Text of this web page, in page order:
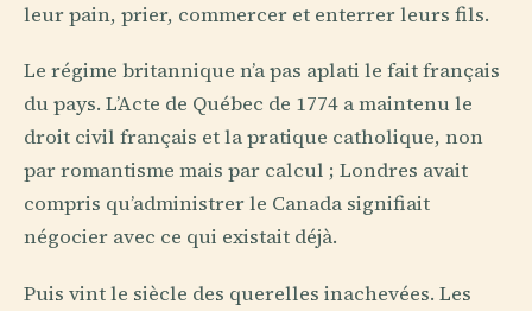
leur pain, prier, commercer et enterrer leurs fils.
Le régime britannique n’a pas aplati le fait français
du pays. L’Acte de Québec de 1774 a maintenu le
droit civil français et la pratique catholique, non
par romantisme mais par calcul ; Londres avait
compris qu’administrer le Canada signifiait
négocier avec ce qui existait déjà.
Puis vint le siècle des querelles inachevées. Les